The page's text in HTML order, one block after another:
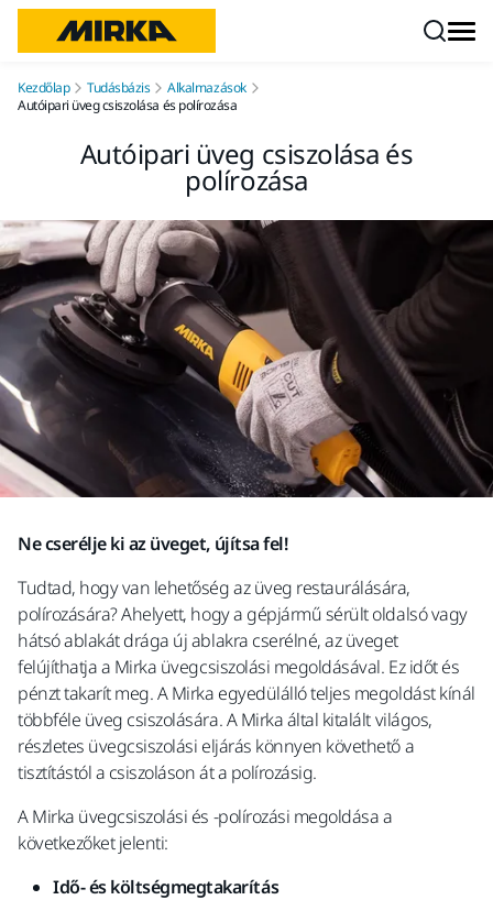
Kezdőlap Tudásbázis
Alkalmazások
Autóipari üveg csiszolása és polírozása
Autóipari üveg csiszolása és
polírozása
Ne cserélje ki az üveget, újítsa fel!
Tudtad, hogy van lehetőség az üveg restaurálására,
polírozására? Ahelyett, hogy a gépjármű sérült oldalsó vagy
hátsó ablakát drága új ablakra cserélné, az üveget
felújíthatja a Mirka üvegcsiszolási megoldásával. Ez időt és
pénzt takarít meg. A Mirka egyedülálló teljes megoldást kínál
többféle üveg csiszolására. A Mirka által kitalált világos,
részletes üvegcsiszolási eljárás könnyen követhető a
tisztítástól a csiszoláson át a polírozásig.
A Mirka üvegcsiszolási és -polírozási megoldása a
következőket jelenti:
Idő- és költségmegtakarítás